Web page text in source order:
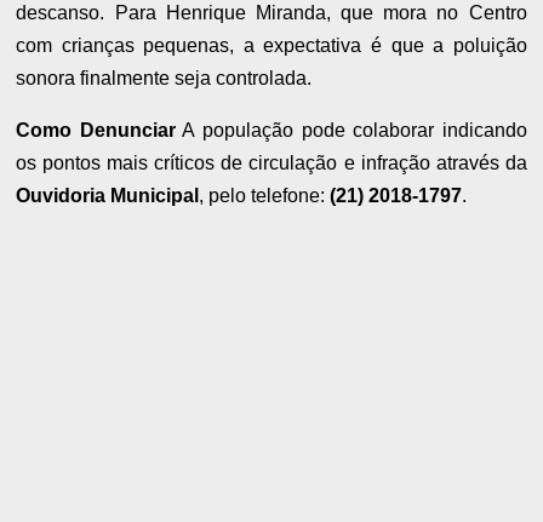
descanso. Para Henrique Miranda, que mora no Centro
com crianças pequenas, a expectativa é que a poluição
sonora finalmente seja controlada.
Como DenunciarA população pode colaborar indicando
os pontos mais críticos de circulação e infração através da
Ouvidoria Municipal , pelo telefone:(21) 2018-1797.